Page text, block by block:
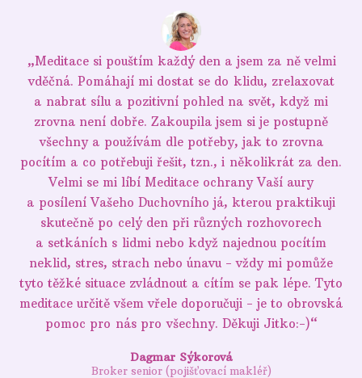
„Meditace si pouštím každý den a jsem za ně velmi
vděčná. Pomáhají mi dostat se do klidu, zrelaxovat
a nabrat sílu a pozitivní pohled na svět, když mi
zrovna není dobře. Zakoupila jsem si je postupně
všechny a používám dle potřeby, jak to zrovna
pocítím a co potřebuji řešit, tzn., i několikrát za den.
Velmi se mi líbí Meditace ochrany Vaší aury
a posílení Vašeho Duchovního já, kterou praktikuji
skutečně po celý den při různých rozhovorech
a setkáních s lidmi nebo když najednou pocítím
neklid, stres, strach nebo únavu - vždy mi pomůže
tyto těžké situace zvládnout a cítím se pak lépe. Tyto
meditace určitě všem vřele doporučuji - je to obrovská
pomoc pro nás pro všechny. Děkuji Jitko:-)“
Dagmar Sýkorová
Broker senior (pojišťovací makléř)